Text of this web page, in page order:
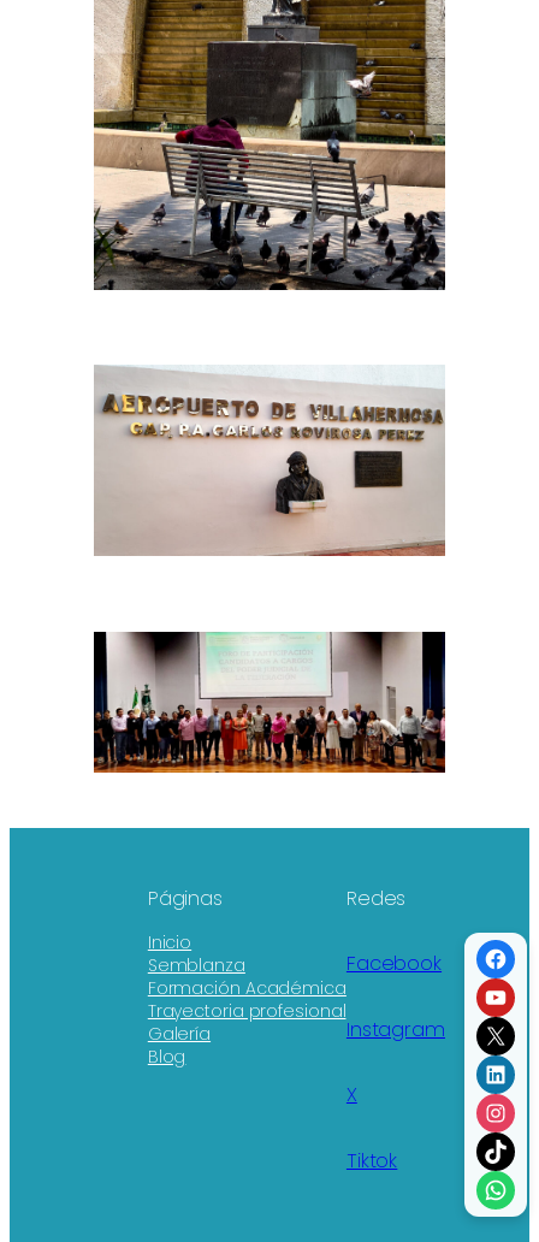
Páginas
Inicio
Semblanza
Formación Académica
Trayectoria profesional
Galería
Blog
Redes
Facebook
Instagram
X
Tiktok
X